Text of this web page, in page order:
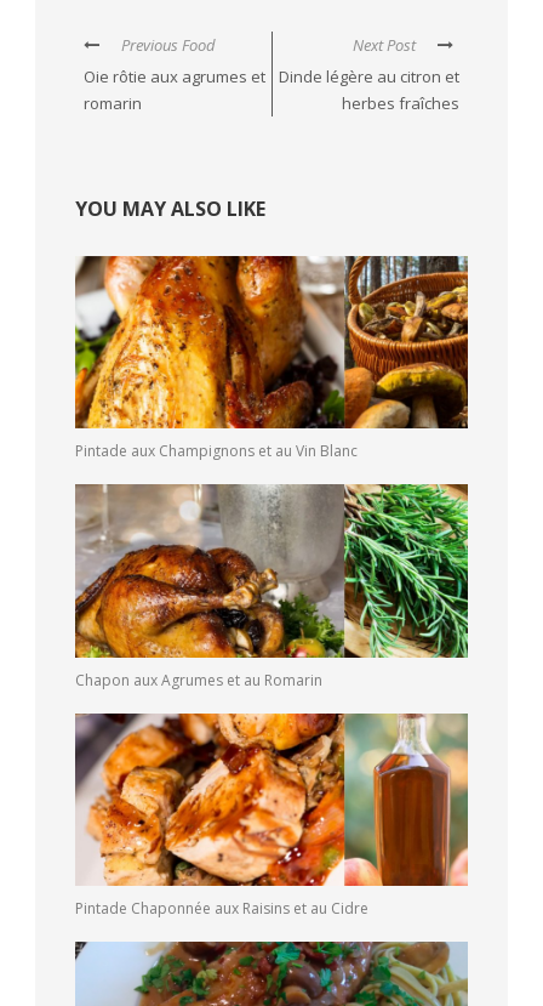
Previous Food
Oie rôtie aux agrumes et
romarin
Next Post
Dinde légère au citron et
herbes fraîches
YOU MAY ALSO LIKE
Pintade aux Champignons et au Vin Blanc
Chapon aux Agrumes et au Romarin
Pintade Chaponnée aux Raisins et au Cidre